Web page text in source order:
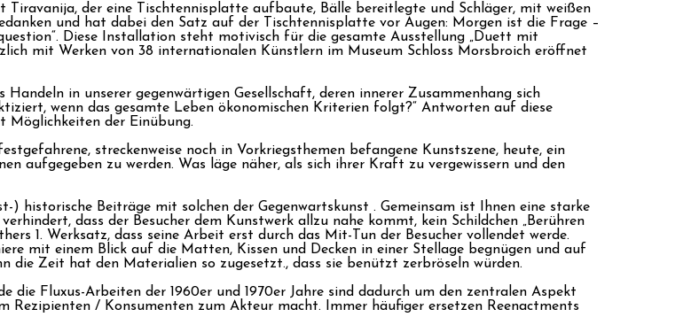
der eine Tischtennisplatte aufbaute, Bälle bereitlegte und Schläger, mit weißen
und hat dabei den Satz auf der Tischtennisplatte vor Augen: Morgen ist die Frage –
Diese Installation steht motivisch für die gesamte Ausstellung „Duett mit
mit Werken von 38 internationalen Künstlern im Museum Schloss Morsbroich eröffnet
in unserer gegenwärtigen Gesellschaft, deren innerer Zusammenhang sich
wenn das gesamte Leben ökonomischen Kriterien folgt?“ Antworten auf diese
Möglichkeiten der Einübung.
streckenweise noch in Vorkriegsthemen befangene Kunstszene, heute, ein
aufgegeben zu werden. Was läge näher, als sich ihrer Kraft zu vergewissern und den
) historische Beiträge mit solchen der Gegenwartskunst . Gemeinsam ist Ihnen eine starke
dass der Besucher dem Kunstwerk allzu nahe kommt, kein Schildchen „Berühren
1. Werksatz, dass seine Arbeit erst durch das Mit-Tun der Besucher vollendet werde.
mit einem Blick auf die Matten, Kissen und Decken in einer Stellage begnügen und auf
die Zeit hat den Materialien so zugesetzt., dass sie benützt zerbröseln würden.
Fluxus-Arbeiten der 1960er und 1970er Jahre sind dadurch um den zentralen Aspekt
Rezipienten / Konsumenten zum Akteur macht. Immer häufiger ersetzen Reenactments